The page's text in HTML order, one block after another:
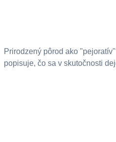
Prirodzený pôrod ako
popisuje, čo sa v skutočnosti